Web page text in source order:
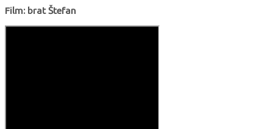
Film: brat Štefan